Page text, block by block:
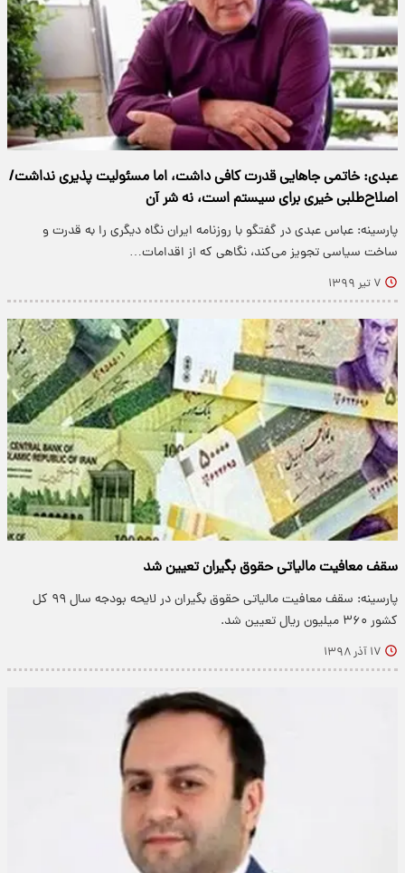
عبدی: خاتمی جاهایی قدرت کافی داشت، اما مسئولیت پذیری نداشت/
اصلاح‌طلبی خیری برای سیستم است، نه شر آن
پارسینه: عباس عبدی در گفتگو با روزنامه ایران نگاه دیگری را به قدرت و
ساخت سیاسی تجویز می‌کند، نگاهی که از اقدامات…
۷ تیر ۱۳۹۹
سقف معافیت مالیاتی حقوق بگیران تعیین شد
پارسینه: سقف معافیت مالیاتی حقوق بگیران در لایحه بودجه سال ۹۹ کل
کشور ۳۶۰ میلیون ریال تعیین شد.
۱۷ آذر ۱۳۹۸